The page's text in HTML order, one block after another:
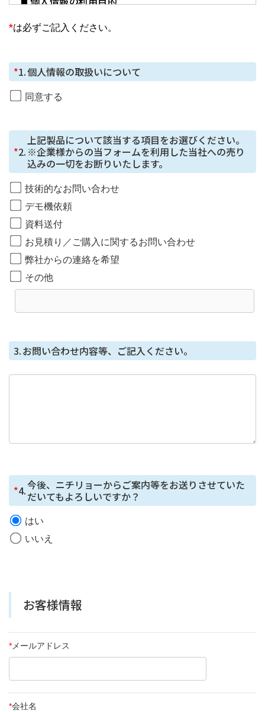
す。
ご本⼈の同意がある場合または法令に基づく場合を除
ん。
個⼈情報の取り扱いを外部に委託する場合は、当社が規
定する個⼈情報管理基準を満たす企業を選定して委託を
⾏い、適切な取り扱いが⾏われるよう監督します。
取得した個⼈情報の開⽰等に応じる問合せ窓⼝
本⼈からの請求等により、当社が本件により取得した個
⼈情報の利⽤⽬的の通知・開⽰・内容の訂正・追加また
は削除・利⽤の停⽌・消去または第三者への提供の停
⽌、第三者提供記録の開⽰（「開⽰等」といいます。）
に応じます。
個人情報を与えることの任意性及び当該情報を
個⼈情報を取得する項⽬は、全てご本⼈によってご提供
いただくものです。
本フォームではCookie で個⼈情報を取得していません
*は必ずご記入ください。
*1.個人情報の取扱いについて
同意する
*2.
上記製品について該当する項目をお選びください。
※企業様からの当フォームを利用した当社への売り
込みの一切をお断りいたします。
技術的なお問い合わせ
デモ機依頼
資料送付
お見積り／ご購入に関するお問い合わせ
弊社からの連絡を希望
その他
3.お問い合わせ内容等、ご記入ください。
*4.今後、ニチリョーからご案内等をお送りさせていた
だいてもよろしいですか？
はい
いいえ
お客様情報
*メールアドレス
*会社名